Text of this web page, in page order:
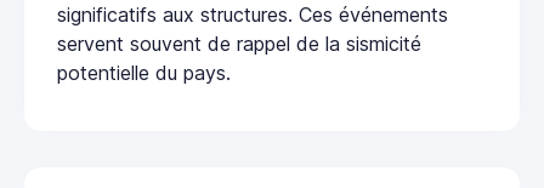
significatifs aux structures. Ces événements
servent souvent de rappel de la sismicité
potentielle du pays.